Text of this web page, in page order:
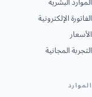
الفاتورة الإلكترونية
الأسعار
التجربة المجانية
الموارد